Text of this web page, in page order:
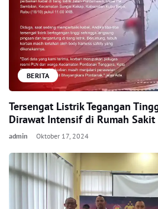
BERITA
Tersengat Listrik Tegangan
Dirawat Intensif di Rumah Sakit
admin Oktober 17, 2024